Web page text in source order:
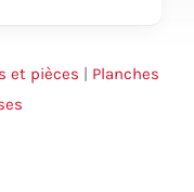
– pièces
et pièces | Planches